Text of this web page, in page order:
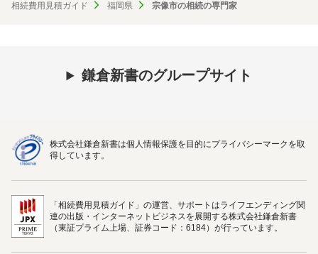
相続費用見積ガイド 福岡県 宗像市の相続の専門家
鎌倉新書のグループサイト
株式会社鎌倉新書は個人情報保護を目的にプライバシーマークを取
得しています。
「相続費用見積ガイド」の運営、サポートはライフエンディング関
連の出版・インターネットビジネスを展開する株式会社鎌倉新書
（東証プライム上場、証券コード：6184）が行っています。